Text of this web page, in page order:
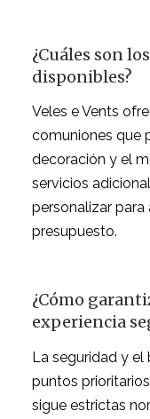
¿Cuáles son
disponibles?
Veles e Vents
comuniones que
decoración y el
servicios
personalizar
presupuesto.
¿Cómo
experiencia
La seguridad y el
puntos
sigue estrictas